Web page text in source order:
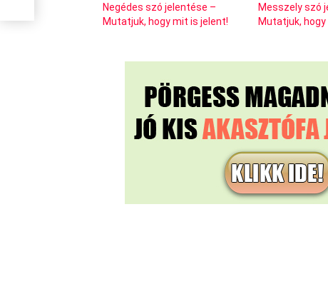
Negédes szó jelentése –
Mutatjuk, hogy mit is jelent!
Messzely szó
Mutatjuk,